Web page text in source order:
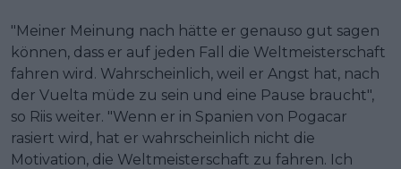
"Meiner Meinung nach hätte er genauso gut sagen
können, dass er auf jeden Fall die Weltmeisterschaft
fahren wird. Wahrscheinlich, weil er Angst hat, nach
der Vuelta müde zu sein und eine Pause braucht",
so Riis weiter. "Wenn er in Spanien von Pogacar
rasiert wird, hat er wahrscheinlich nicht die
Motivation, die Weltmeisterschaft zu fahren. Ich